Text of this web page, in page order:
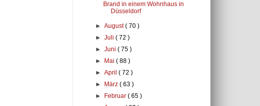
Brand in einem Wohnhaus in
Düsseldorf
►August( 70 )
►Juli( 72 )
►Juni( 75 )
►
Mai( 88 )
►April( 72 )
►
März( 63 )
►
Februar( 65 )